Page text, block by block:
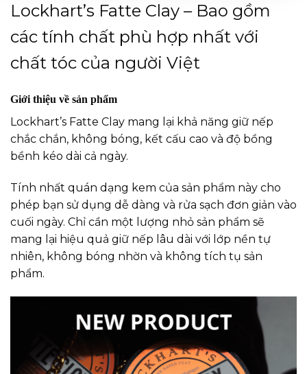
Lockhart’s Fatte Clay – Bao gồm
các tính chất phù hợp nhất với
chất tóc của người Việt
Giới thiệu về sản phẩm
Lockhart’s Fatte Clay mang lại khả năng giữ nếp
chắc chắn, không bóng, kết cấu cao và độ bồng
bềnh kéo dài cả ngày.
Tính nhất quán dạng kem của sản phẩm này cho
phép bạn sử dụng dễ dàng và rửa sạch đơn giản vào
cuối ngày. Chỉ cần một lượng nhỏ sản phẩm sẽ
mang lại hiệu quả giữ nếp lâu dài với lớp nền tự
nhiên, không bóng nhờn và không tích tụ sản
phẩm.